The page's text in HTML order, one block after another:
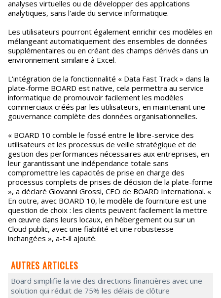
analyses virtuelles ou de développer des applications
analytiques, sans l'aide du service informatique.
Les utilisateurs pourront également enrichir ces modèles en
mélangeant automatiquement des ensembles de données
supplémentaires ou en créant des champs dérivés dans un
environnement similaire à Excel.
L'intégration de la fonctionnalité « Data Fast Track » dans la
plate-forme BOARD est native, cela permettra au service
informatique de promouvoir facilement les modèles
commerciaux créés par les utilisateurs, en maintenant une
gouvernance complète des données organisationnelles.
« BOARD 10 comble le fossé entre le libre-service des
utilisateurs et les processus de veille stratégique et de
gestion des performances nécessaires aux entreprises, en
leur garantissant une indépendance totale sans
compromettre les capacités de prise en charge des
processus complets de prises de décision de la plate-forme
», a déclaré Giovanni Grossi, CEO de BOARD International. «
En outre, avec BOARD 10, le modèle de fourniture est une
question de choix : les clients peuvent facilement la mettre
en œuvre dans leurs locaux, en hébergement ou sur un
Cloud public, avec une fiabilité et une robustesse
inchangées », a-t-il ajouté.
AUTRES ARTICLES
Board simplifie la vie des directions financières avec une
solution qui réduit de 75% les délais de clôture